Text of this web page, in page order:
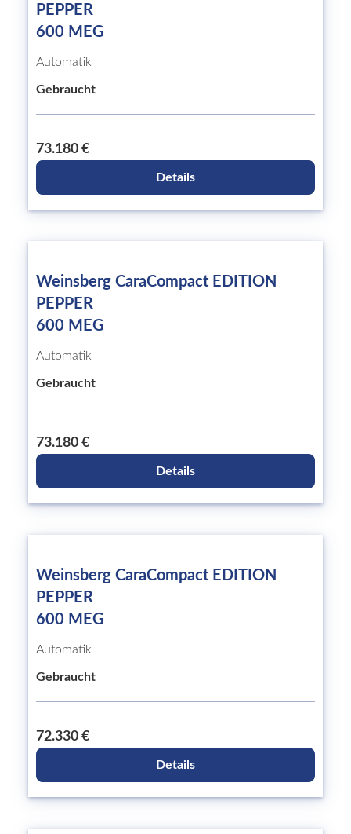
PEPPER
600 MEG
Automatik
Gebraucht
73.180 €
Details
Weinsberg CaraCompact EDITION
PEPPER
600 MEG
Automatik
Gebraucht
73.180 €
Details
Weinsberg CaraCompact EDITION
PEPPER
600 MEG
Automatik
Gebraucht
72.330 €
Details